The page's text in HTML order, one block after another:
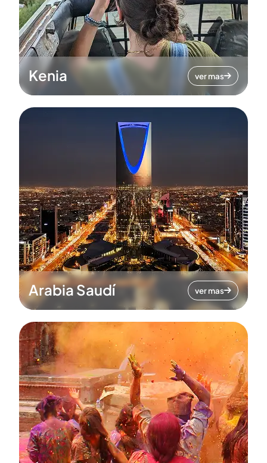
Kenia ver mas
Arabia Saudí ver mas